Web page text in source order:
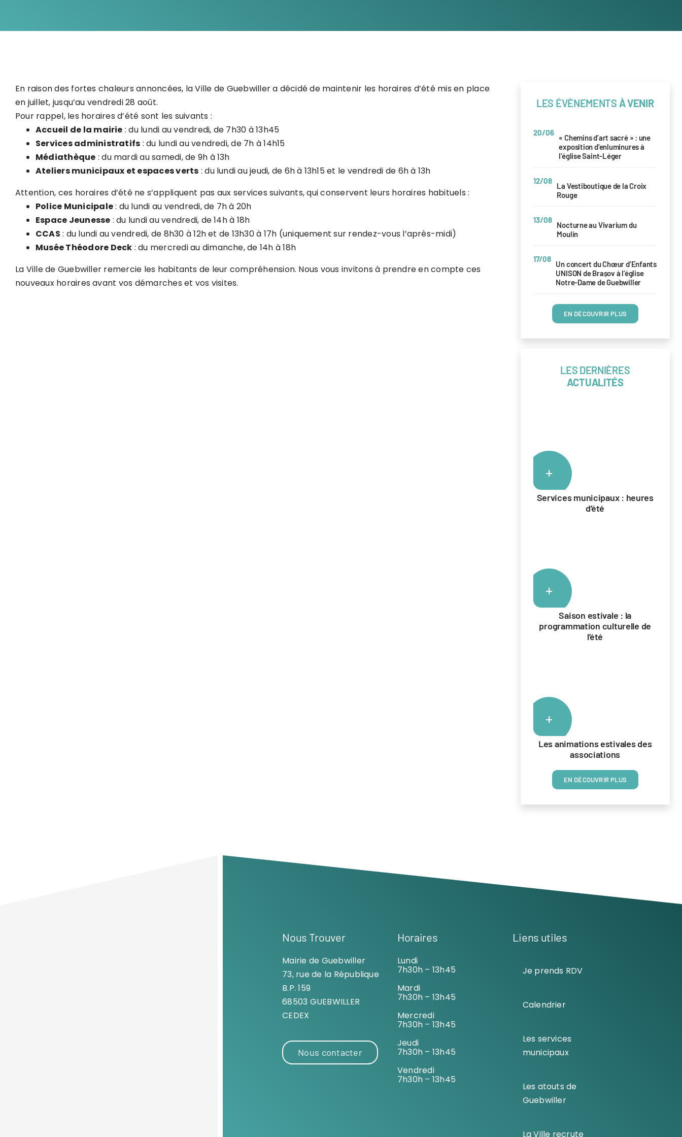
En raison des fortes chaleurs annoncées, la Ville de Guebwiller a décidé de maintenir les horaires d’été mis en place
en juillet, jusqu’au vendredi 28 août.
Pour rappel, les horaires d’été sont les suivants :
Accueil de la mairie : du lundi au vendredi, de 7h30 à 13h45
Services administratifs : du lundi au vendredi, de 7h à 14h15
Médiathèque : du mardi au samedi, de 9h à 13h
Ateliers municipaux et espaces verts : du lundi au jeudi, de 6h à 13h15 et le vendredi de 6h à 13h
Attention, ces horaires d’été ne s’appliquent pas aux services suivants, qui conservent leurs horaires habituels :
Police Municipale: du lundi au vendredi, de 7h à 20h
Espace Jeunesse : du lundi au vendredi, de 14h à 18h
CCAS : du lundi au vendredi, de 8h30 à 12h et de 13h30 à 17h (uniquement sur rendez-vous l’après-midi)
Musée Théodore Deck : du mercredi au dimanche, de 14h à 18h
La Ville de Guebwiller remercie les habitants de leur compréhension. Nous vous invitons à prendre en compte ces
nouveaux horaires avant vos démarches et vos visites.
LES ÉVÈNEMENTS À VENIR
« Chemins d’art sacré » : une
exposition d’enluminures à
l’église Saint-Léger
20/06
La Vestiboutique de la Croix
Rouge
12/08
Nocturne au Vivarium du
Moulin
13/08
Un concert du Chœur d’Enfants
UNISON de Brașov à l’église
Notre-Dame de Guebwiller
17/08
EN DÉCOUVRIR PLUS
LES DERNIÈRES
ACTUALITÉS
+
Services municipaux : heures
d’été
+
Saison estivale : la
programmation culturelle de
l’été
+
Les animations estivales des
associations
EN DÉCOUVRIR PLUS
Nous Trouver
Mairie de Guebwiller
73, rue de la République
B.P. 159
68503 GUEBWILLER
CEDEX
Nous contacter
Horaires
Lundi
7h30h – 13h45
Mardi
7h30h – 13h45
Mercredi
7h30h – 13h45
Jeudi
7h30h – 13h45
Vendredi
7h30h – 13h45
Liens utiles
Je prends RDV
Calendrier
Les services
municipaux
Les atouts de
Guebwiller
La Ville recrute